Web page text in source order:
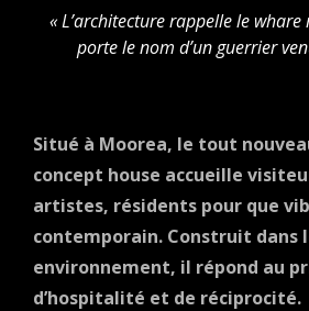
« L’architecture rappelle le
porte le nom d’un guerrier
Situé à Moorea, le tout
concept house accueille
artistes, résidents pour que
contemporain. Construit dans
environnement, il répond au
d’hospitalité et de réciprocité.